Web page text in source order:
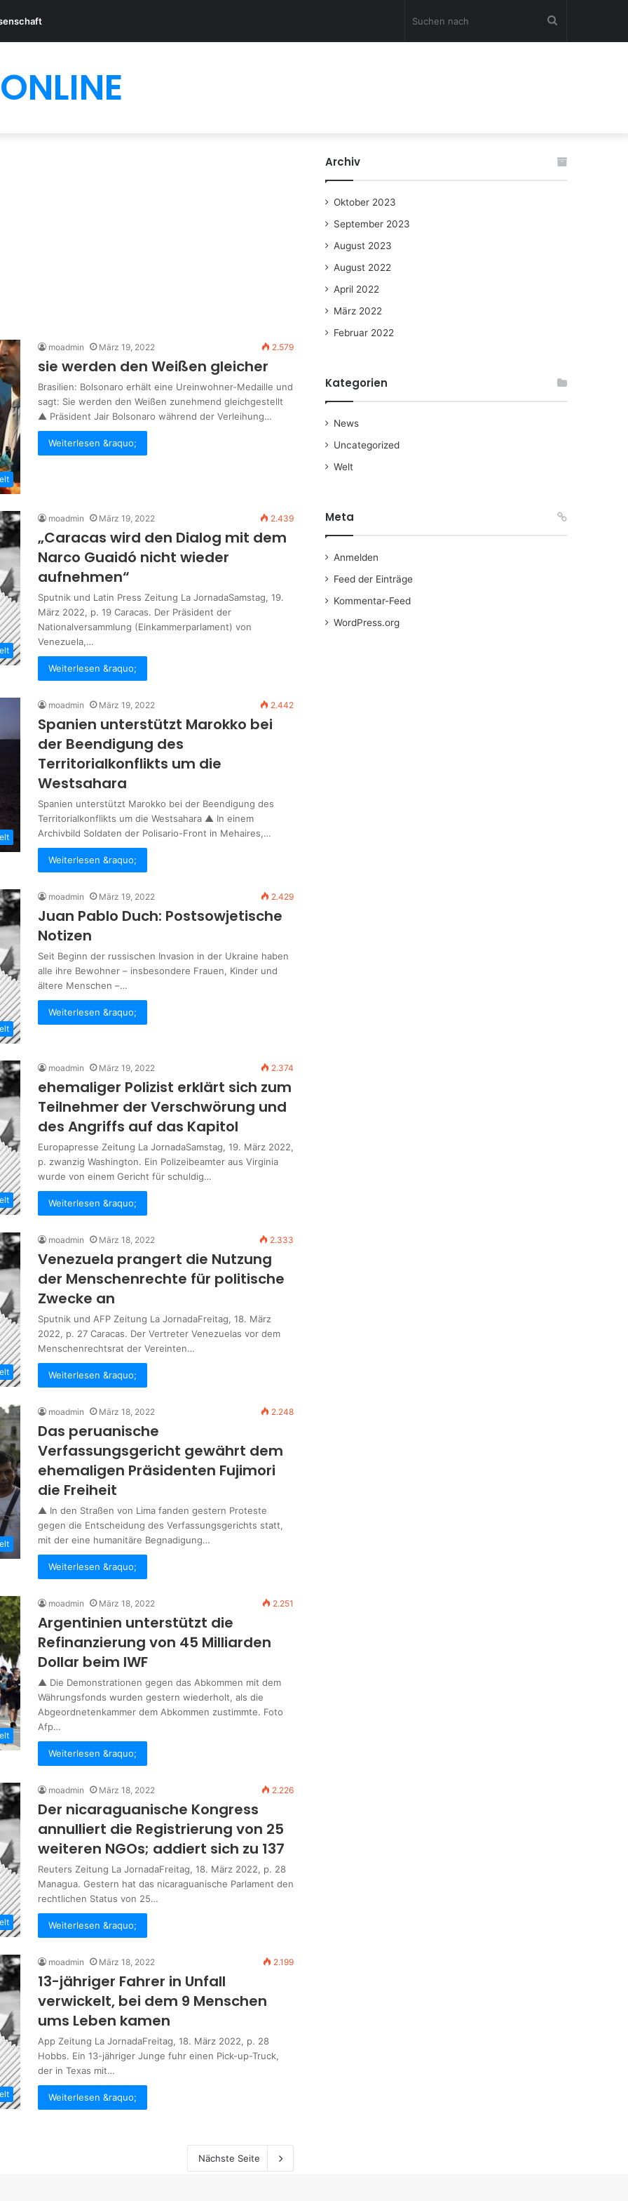
moadmin März 19, 2022 2.579
sie werden den Weißen gleicher
Brasilien: Bolsonaro erhält eine Ureinwohner-Medaille und
sagt: Sie werden den Weißen zunehmend gleichgestellt
▲ Präsident Jair Bolsonaro während der Verleihung…
Weiterlesen &raquo;
moadmin März 19, 2022 2.439
„Caracas wird den Dialog mit dem
Narco Guaidó nicht wieder
aufnehmen“
Sputnik und Latin Press Zeitung La JornadaSamstag, 19.
März 2022, p. 19 Caracas. Der Präsident der
Nationalversammlung (Einkammerparlament) von
Venezuela,…
Weiterlesen &raquo;
moadmin März 19, 2022 2.442
Spanien unterstützt Marokko bei
der Beendigung des
Territorialkonflikts um die
Westsahara
Spanien unterstützt Marokko bei der Beendigung des
Territorialkonflikts um die Westsahara ▲ In einem
Archivbild Soldaten der Polisario-Front in Mehaires,…
Weiterlesen &raquo;
moadmin März 19, 2022 2.429
Juan Pablo Duch: Postsowjetische
Notizen
Seit Beginn der russischen Invasion in der Ukraine haben
alle ihre Bewohner – insbesondere Frauen, Kinder und
ältere Menschen –…
Weiterlesen &raquo;
moadmin März 19, 2022 2.374
ehemaliger Polizist erklärt sich zum
Teilnehmer der Verschwörung und
des Angriffs auf das Kapitol
Europapresse Zeitung La JornadaSamstag, 19. März 2022,
p. zwanzig Washington. Ein Polizeibeamter aus Virginia
wurde von einem Gericht für schuldig…
Weiterlesen &raquo;
moadmin März 18, 2022 2.333
Venezuela prangert die Nutzung
der Menschenrechte für politische
Zwecke an
Sputnik und AFP Zeitung La JornadaFreitag, 18. März
2022, p. 27 Caracas. Der Vertreter Venezuelas vor dem
Menschenrechtsrat der Vereinten…
Weiterlesen &raquo;
moadmin März 18, 2022 2.248
Das peruanische
Verfassungsgericht gewährt dem
ehemaligen Präsidenten Fujimori
die Freiheit
▲ In den Straßen von Lima fanden gestern Proteste
gegen die Entscheidung des Verfassungsgerichts statt,
mit der eine humanitäre Begnadigung…
Weiterlesen &raquo;
moadmin März 18, 2022 2.251
Argentinien unterstützt die
Refinanzierung von 45 Milliarden
Dollar beim IWF
▲ Die Demonstrationen gegen das Abkommen mit dem
Währungsfonds wurden gestern wiederholt, als die
Abgeordnetenkammer dem Abkommen zustimmte. Foto
Afp…
Weiterlesen &raquo;
moadmin März 18, 2022 2.226
Der nicaraguanische Kongress
annulliert die Registrierung von 25
weiteren NGOs; addiert sich zu 137
Reuters Zeitung La JornadaFreitag, 18. März 2022, p. 28
Managua. Gestern hat das nicaraguanische Parlament den
rechtlichen Status von 25…
Weiterlesen &raquo;
moadmin März 18, 2022 2.199
13-jähriger Fahrer in Unfall
verwickelt, bei dem 9 Menschen
ums Leben kamen
App Zeitung La JornadaFreitag, 18. März 2022, p. 28
Hobbs. Ein 13-jähriger Junge fuhr einen Pick-up-Truck,
der in Texas mit…
Weiterlesen &raquo;
Nächste Seite
Archiv
Oktober 2023
September 2023
August 2023
August 2022
April 2022
März 2022
Februar 2022
Kategorien
News
Uncategorized
Welt
Meta
Anmelden
Feed der Einträge
Kommentar-Feed
WordPress.org